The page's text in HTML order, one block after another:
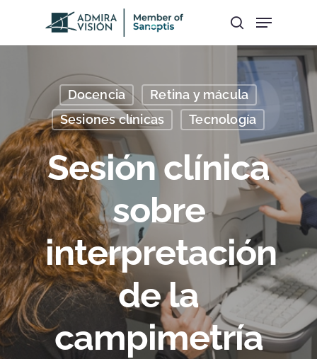
Hit enter to search or ESC to close
Docencia
Retina y mácula
Sesiones clínicas
Tecnología
Sesión clínica
sobre
interpretación
de la
campimetría